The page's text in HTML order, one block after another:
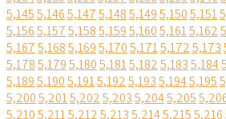
5,1455,1465,1475,1485,1495,1505,151
5,1565,1575,1585,1595,1605,1615,162
5,1675,1685,1695,1705,1715,1725,173
5,1785,1795,1805,1815,1825,1835,184
5,1895,1905,1915,1925,1935,1945,195
5,2005,2015,2025,2035,2045,205
5,2105,2115,2125,2135,2145,2155,216